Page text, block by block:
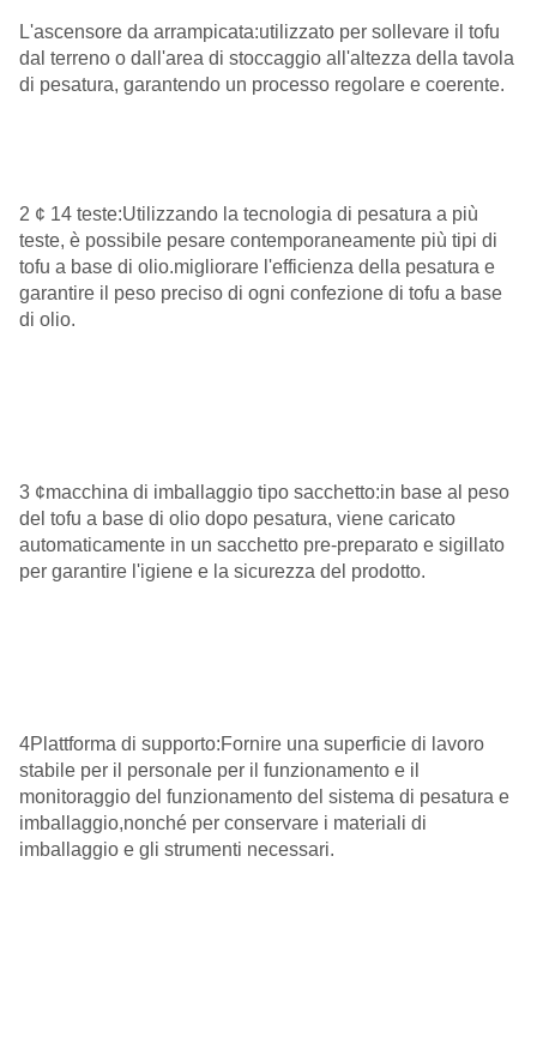
L'ascensore da arrampicata:utilizzato per sollevare il tofu
dal terreno o dall'area di stoccaggio all'altezza della tavola
di pesatura, garantendo un processo regolare e coerente.
2 ¢ 14 teste:Utilizzando la tecnologia di pesatura a più
teste, è possibile pesare contemporaneamente più tipi di
tofu a base di olio.migliorare l'efficienza della pesatura e
garantire il peso preciso di ogni confezione di tofu a base
di olio.
3 ¢macchina di imballaggio tipo sacchetto:in base al peso
del tofu a base di olio dopo pesatura, viene caricato
automaticamente in un sacchetto pre-preparato e sigillato
per garantire l'igiene e la sicurezza del prodotto.
4Plattforma di supporto:Fornire una superficie di lavoro
stabile per il personale per il funzionamento e il
monitoraggio del funzionamento del sistema di pesatura e
imballaggio,nonché per conservare i materiali di
imballaggio e gli strumenti necessari.